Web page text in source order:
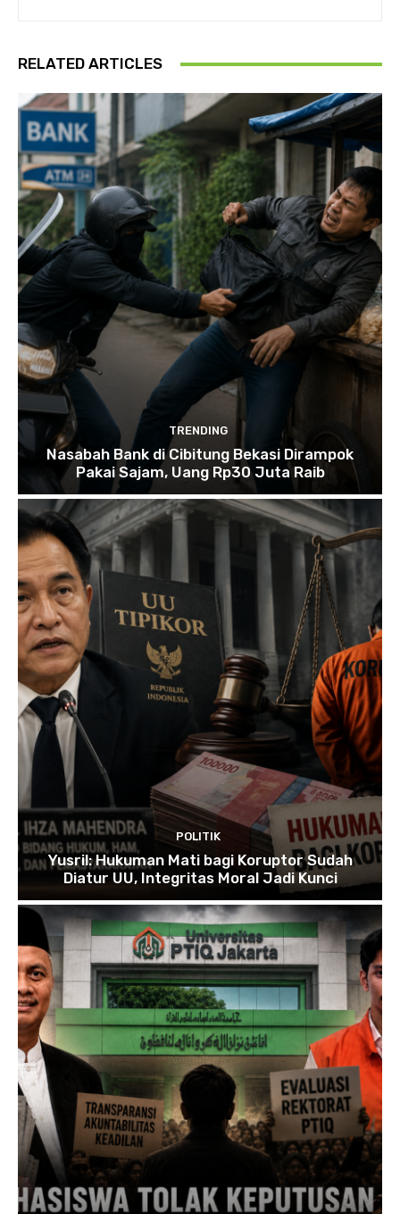
RELATED ARTICLES
TRENDING
Nasabah Bank di Cibitung Bekasi Dirampok
Pakai Sajam, Uang Rp30 Juta Raib
POLITIK
Yusril: Hukuman Mati bagi Koruptor Sudah
Diatur UU, Integritas Moral Jadi Kunci